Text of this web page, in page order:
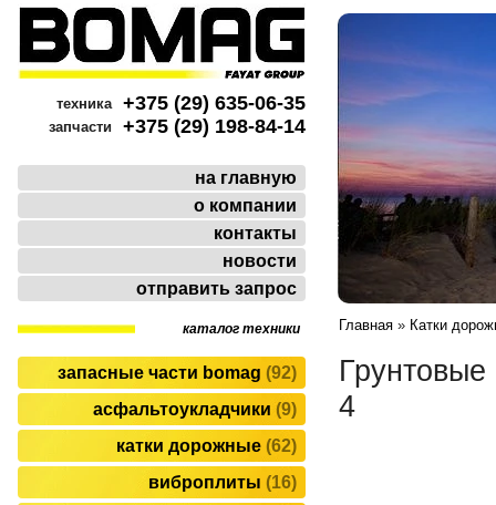
техника +375 (29) 635-06-35
запчасти +375 (29) 198-84-14
на главную
о компании
контакты
новости
отправить запрос
каталог техники
запасные части bomag 92
асфальтоукладчики 9
катки дорожные 62
виброплиты
16
Главная » Катки
4